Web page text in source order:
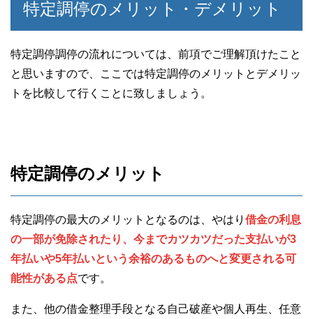
特定調停のメリット・デメリット
特定調停調停の流れについては、前項でご理解頂けたこと
と思いますので、ここでは特定調停のメリットとデメリッ
トを比較して行くことに致しましょう。
特定調停のメリット
特定調停の最大のメリットとなるのは、やはり 借金の利息
の一部が免除されたり、今までカツカツだった支払いが3
年払いや5年払いという余裕のあるものへと変更される可
能性がある点です。
また、他の借金整理手段となる自己破産や個人再生、任意